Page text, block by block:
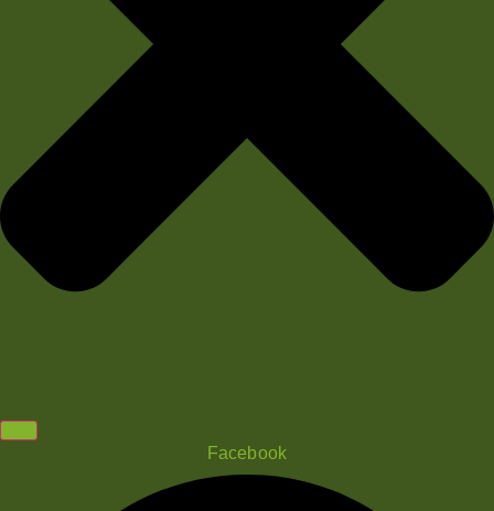
Facebook